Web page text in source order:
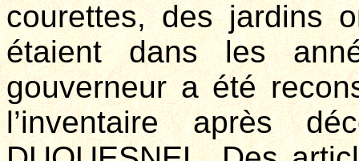
courettes, des jardins
étaient dans les
gouverneur a été
l’inventaire après